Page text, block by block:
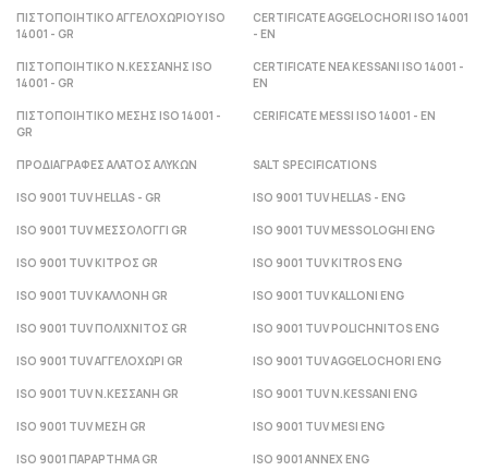
ΠΙΣΤΟΠΟΙΗΤΙΚΟ ΑΓΓΕΛΟΧΩΡΙΟΥ ISO
14001 - GR
CERTIFICATE AGGELOCHORI ISO 14001
- ΕΝ
ΠΙΣΤΟΠΟΙΗΤΙΚΟ Ν.ΚΕΣΣΑΝΗΣ ISO
14001 - GR
CERTIFICATE NEA KESSANI ISO 14001 -
ΕΝ
ΠΙΣΤΟΠΟΙΗΤΙΚΟ ΜΕΣΗΣ ISO 14001 -
GR
CERIFICATE MESSI ISO 14001 - ΕΝ
ΠΡΟΔΙΑΓΡΑΦΕΣ ΑΛΑΤΟΣ ΑΛΥΚΩΝ SALT SPECIFICATIONS
ISO 9001 TUV HELLAS - GR ISO 9001 TUV HELLAS - ENG
ISO 9001 TUV ΜΕΣΣΟΛΟΓΓΙ GR ISO 9001 TUV MESSOLOGHI ENG
ISO 9001 TUV ΚΙΤΡΟΣ GR ISO 9001 TUV KITROS ENG
ISO 9001 TUV ΚΑΛΛΟΝΗ GR ISO 9001 TUV KALLONI ENG
ISO 9001 TUV ΠΟΛΙΧΝΙΤΟΣ GR ISO 9001 TUV POLICHNITOS ENG
ISO 9001 TUV ΑΓΓΕΛΟΧΩΡΙ GR ISO 9001 TUV AGGELOCHORI ENG
ISO 9001 TUV Ν.ΚΕΣΣΑΝΗ GR ISO 9001 TUV N.KESSANI ENG
ISO 9001 TUV ΜΕΣΗ GR ISO 9001 TUV MESI ENG
ISO 9001 ΠΑΡΑΡΤΗΜΑ GR ISO 9001 ANNEX ENG